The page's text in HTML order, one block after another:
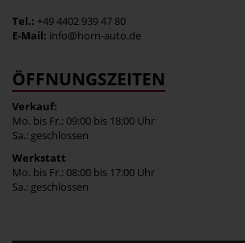
Tel.: +49 4402 939 47 80
E-Mail: info@horn-auto.de
ÖFFNUNGSZEITEN
Verkauf:
Mo. bis Fr.: 09:00 bis 18:00 Uhr
Sa.: geschlossen
Werkstatt
Mo. bis Fr.: 08:00 bis 17:00 Uhr
Sa.: geschlossen